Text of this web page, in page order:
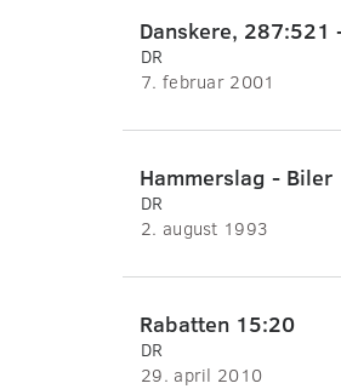
Danskere,
DR
7. februar 2001
Hammerslag - Biler
DR
2. august 1993
Rabatten 15:20
DR
29. april 2010